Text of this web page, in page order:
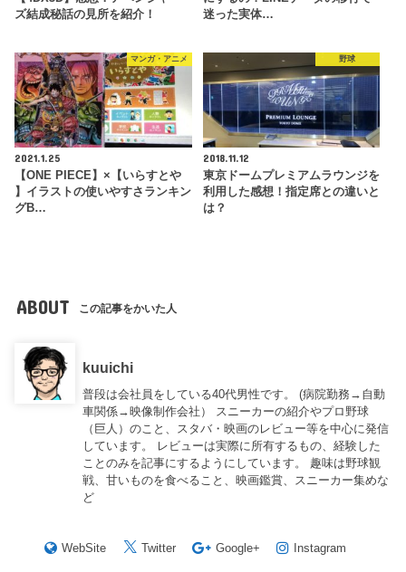
ズ結成秘話の見所を紹介！
迷った実体…
マンガ・アニメ
2021.1.25
【ONE PIECE】×【いらすとや
】イラストの使いやすさランキン
グB…
野球
2018.11.12
東京ドームプレミアムラウンジを
利用した感想！指定席との違いと
は？
ABOUT この記事をかいた人
kuuichi
普段は会社員をしている40代男性です。 (病院勤務→自動
車関係→映像制作会社） スニーカーの紹介やプロ野球
（巨人）のこと、スタバ・映画のレビュー等を中心に発信
しています。 レビューは実際に所有するもの、経験した
ことのみを記事にするようにしています。 趣味は野球観
戦、甘いものを食べること、映画鑑賞、スニーカー集めな
ど
WebSite Twitter Google+ Instagram